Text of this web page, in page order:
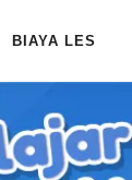
BIAYA LES